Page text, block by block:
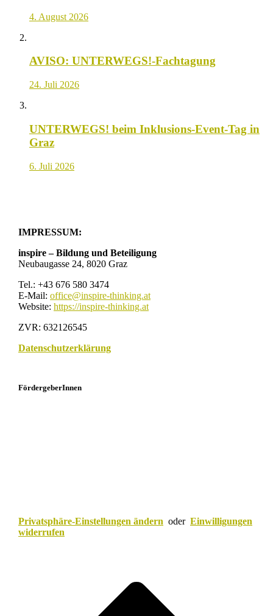
4. August 2026
AVISO: UNTERWEGS!-Fachtagung
24. Juli 2026
UNTERWEGS! beim Inklusions-Event-Tag in
Graz
6. Juli 2026
IMPRESSUM:
inspire – Bildung und Beteiligung
Neubaugasse 24, 8020 Graz
Tel.: +43 676 580 3474
E-Mail: office@inspire-thinking.at
Website: https://inspire-thinking.at
ZVR: 632126545
Datenschutzerklärung
FördergeberInnen
Privatsphäre-Einstellungen ändern oder Einwilligungen
widerrufen